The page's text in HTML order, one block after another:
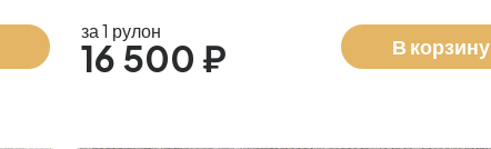
за 1 рулон
16 500 ₽ В корзину